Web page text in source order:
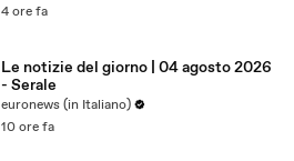
4 ore fa
Le notizie del giorno | 04 agosto 2026
- Serale
euronews (in Italiano)
10 ore fa